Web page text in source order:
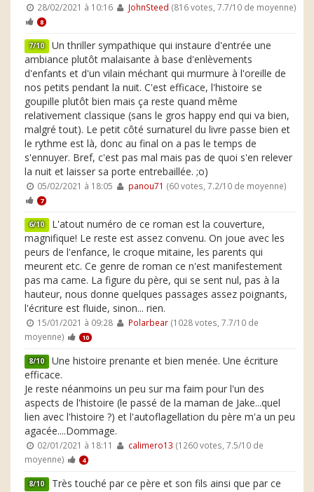
28/02/2021 à 10:16 JohnSteed (816 votes, 7.7/10 de moyenne)
8
7/10 Un thriller sympathique qui instaure d'entrée une
ambiance plutôt malaisante à base d'enlèvements
d'enfants et d'un vilain méchant qui murmure à l'oreille de
nos petits pendant la nuit. C'est efficace, l'histoire se
goupille plutôt bien mais ça reste quand même
relativement classique (sans le gros happy end qui va bien,
malgré tout). Le petit côté surnaturel du livre passe bien et
le rythme est là, donc au final on a pas le temps de
s'ennuyer. Bref, c'est pas mal mais pas de quoi s'en relever
la nuit et laisser sa porte entrebaillée. ;o)
05/02/2021 à 18:05 panou71 (60 votes, 7.2/10 de moyenne)
7
6/10 L'atout numéro de ce roman est la couverture,
magnifique! Le reste est assez convenu. On joue avec les
peurs de l'enfance, le croque mitaine, les parents qui
meurent etc. Ce genre de roman ce n'est manifestement
pas ma came. La figure du père, qui se sent nul, pas à la
hauteur, nous donne quelques passages assez poignants,
l'écriture est fluide, sinon... rien.
15/01/2021 à 09:28 Polarbear(1028 votes, 7.7/10 de
moyenne)
10
8/10 Une histoire prenante et bien menée. Une écriture
efficace.
Je reste néanmoins un peu sur ma faim pour l'un des
aspects de l'histoire (le passé de la maman de Jake...quel
lien avec l'histoire ?) et l'autoflagellation du père m'a un peu
agacée....Dommage.
02/01/2021 à 18:11 calimero13 (1260 votes, 7.5/10 de
moyenne)
4
8/10 Très touché par ce père et son fils ainsi que par ce